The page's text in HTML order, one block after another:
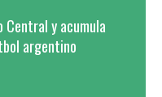
Central y acumula
argentino